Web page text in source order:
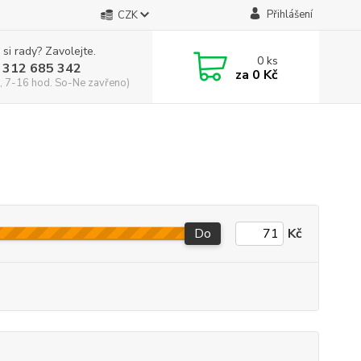
CZK Přihlášení
rady? Zavolejte.
685 342
7-16 hod. So-Ne zavřeno)
0ks
za 0 Kč
Do Kč